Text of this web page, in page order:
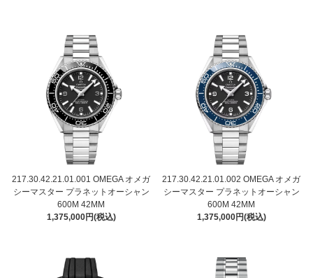
217.30.42.21.01.001 OMEGA オメガ
シーマスター プラネットオーシャン
600M 42MM
1,375,000円(税込)
217.30.42.21.01.002 OMEGA オメガ
シーマスター プラネットオーシャン
600M 42MM
1,375,000円(税込)